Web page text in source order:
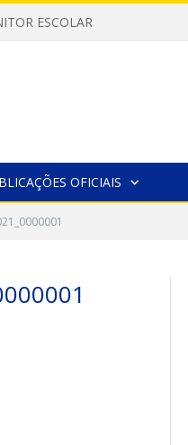
ESCOLAR
OFICIAIS